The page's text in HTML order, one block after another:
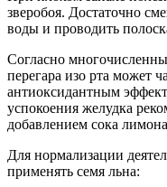
зверобоя. Достаточно
воды и проводить
Согласно
перегара изо рта может
антиоксидантным
успокоения желудка
добавлением сока
Для нормализации
применять семя льна: